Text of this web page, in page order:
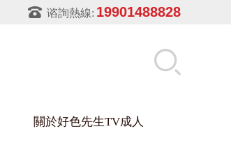
谘詢熱線: 19901488828
關於好色先生TV成人